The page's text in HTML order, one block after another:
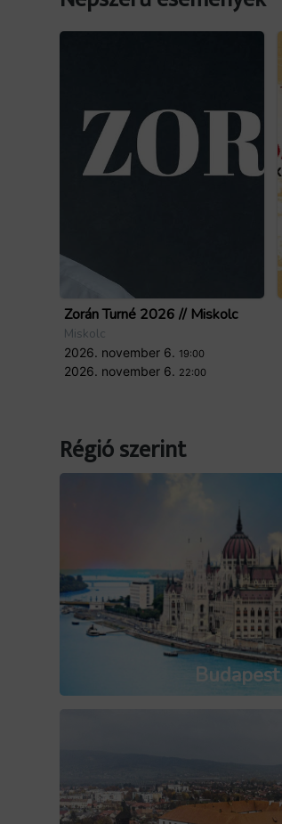
Zorán Turné 2026 // Miskolc
Miskolc
2026. november 6. 19:00
2026. november 6. 22:00
Régió szerint
Budapest